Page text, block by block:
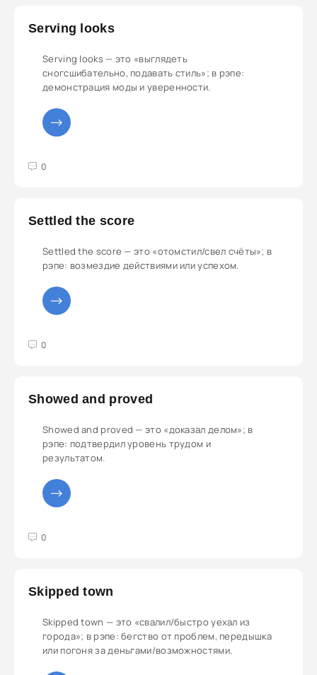
Serving looks
Serving looks — это «выглядеть
сногсшибательно, подавать стиль»; в рэпе:
демонстрация моды и уверенности.
0
5
Settled the score
Settled the score — это «отомстил/свел счёты»; в
рэпе: возмездие действиями или успехом.
0
5
Showed and proved
Showed and proved — это «доказал делом»; в
рэпе: подтвердил уровень трудом и
результатом.
0
5
Skipped town
Skipped town — это «свалил/быстро уехал из
города»; в рэпе: бегство от проблем, передышка
или погоня за деньгами/возможностями.